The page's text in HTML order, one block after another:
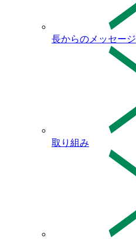
長からのメッセージ
取り組み